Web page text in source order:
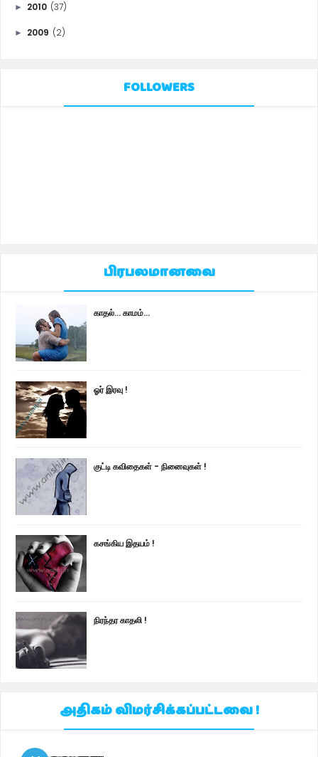
► 2010 (37)
► 2009 (2)
FOLLOWERS
பிரபலமானவை
காதல்... காமம்...
ஓர் இரவு !
குட்டி கவிதைகள் - நினைவுகள் !
கசங்கிய இதயம் !
நிரந்தர காதலி !
அதிகம் விமர்சிக்கப்பட்டவை !